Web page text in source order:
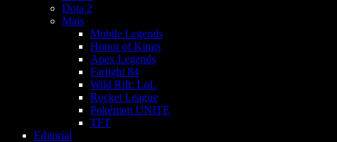
Dota 2
Mais
Mobile Legends
Honor of Kings
Apex Legends
Farlight 84
Wild Rift: LoL
Rocket League
Pokémon UNITE
TFT
Editorial